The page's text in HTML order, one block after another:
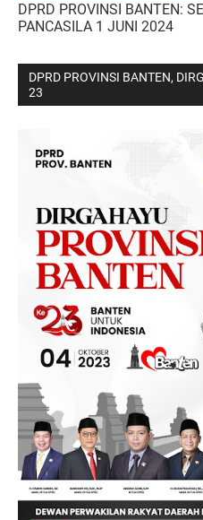
DPRD PROVINSI BANTEN:
PANCASILA 1 JUNI 2024
DPRD PROVINSI BANTEN,
23